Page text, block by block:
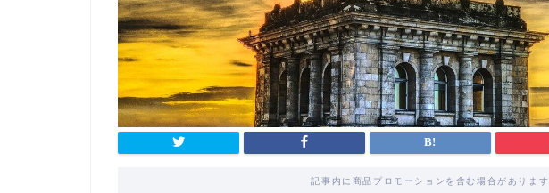
記事内に商品プロモーションを含む場合があります